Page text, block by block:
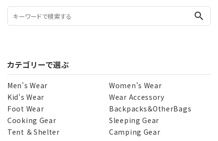
search
カテゴリーで選ぶ
Men's Wear
Women's Wear
Kid's Wear
Wear Accessory
Foot Wear
Backpacks＆OtherBags
Cooking Gear
Sleeping Gear
Tent ＆ Shelter
Camping Gear